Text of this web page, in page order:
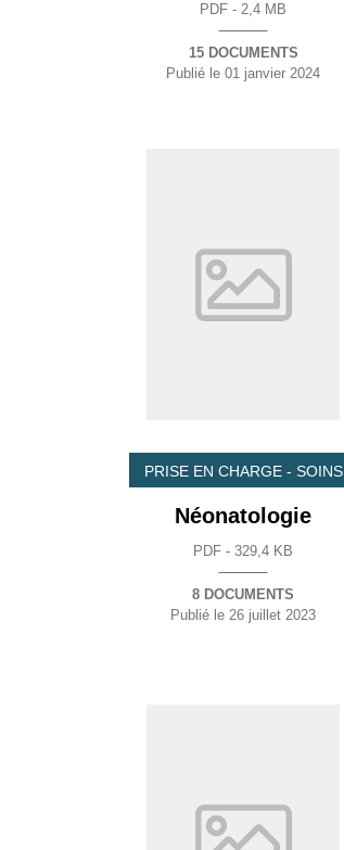
PDF - 2,4 MB
15 DOCUMENTS
Publié le 01 janvier 2024
PRISE EN CHARGE - SOINS
Néonatologie
PDF - 329,4 KB
8 DOCUMENTS
Publié le 26 juillet 2023